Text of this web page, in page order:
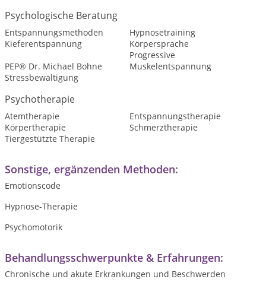
Psychologische Beratung
Entspannungsmethoden
Hypnosetraining
Kieferentspannung
Körpersprache
PEP® Dr. Michael Bohne
Progressive
Muskelentspannung
Stressbewältigung
Psychotherapie
Atemtherapie
Entspannungstherapie
Körpertherapie
Schmerztherapie
Tiergestützte Therapie
Sonstige, ergänzenden Methoden:
Emotionscode
Hypnose-Therapie
Psychomotorik
Behandlungsschwerpunkte & Erfahrungen:
Chronische und akute Erkrankungen und Beschwerden